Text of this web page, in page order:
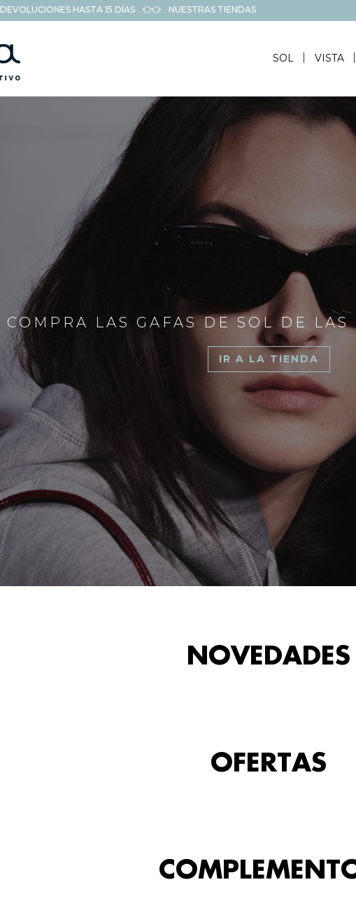
DEVOLUCIONES HASTA 15 DÍAS NUESTRAS TIENDAS
SOL VISTA
COMPRA LAS GAFAS DE SOL DE LAS
IR A LA TIENDA
NOVEDADES
OFERTAS